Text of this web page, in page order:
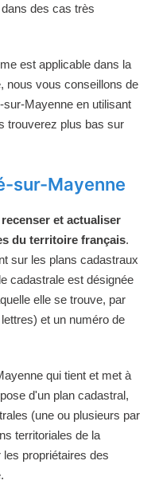
des cas très
est applicable dans la
nous vous conseillons de
Mayenne en utilisant
trouverez plus bas sur
sur-Mayenne
recenser et actualiser
du territoire français.
sur les plans cadastraux
cadastrale est désignée
elle se trouve, par
et un numéro de
qui tient et met à
d'un plan cadastral,
(une ou plusieurs par
territoriales de la
propriétaires des